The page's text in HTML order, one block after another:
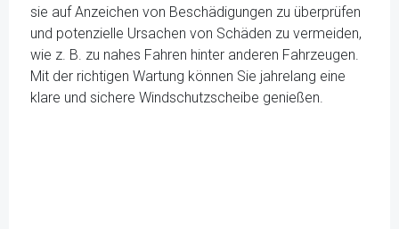
sie auf Anzeichen von Beschädigungen zu überprüfen
und potenzielle Ursachen von Schäden zu vermeiden,
wie z. B. zu nahes Fahren hinter anderen Fahrzeugen.
Mit der richtigen Wartung können Sie jahrelang eine
klare und sichere Windschutzscheibe genießen.